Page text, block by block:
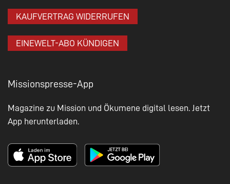
KAUFVERTRAG WIDERRUFEN
EINEWELT-ABO KÜNDIGEN
Missionspresse-App
Magazine zu Mission und Ökumene digital lesen. Jetzt
App herunterladen.